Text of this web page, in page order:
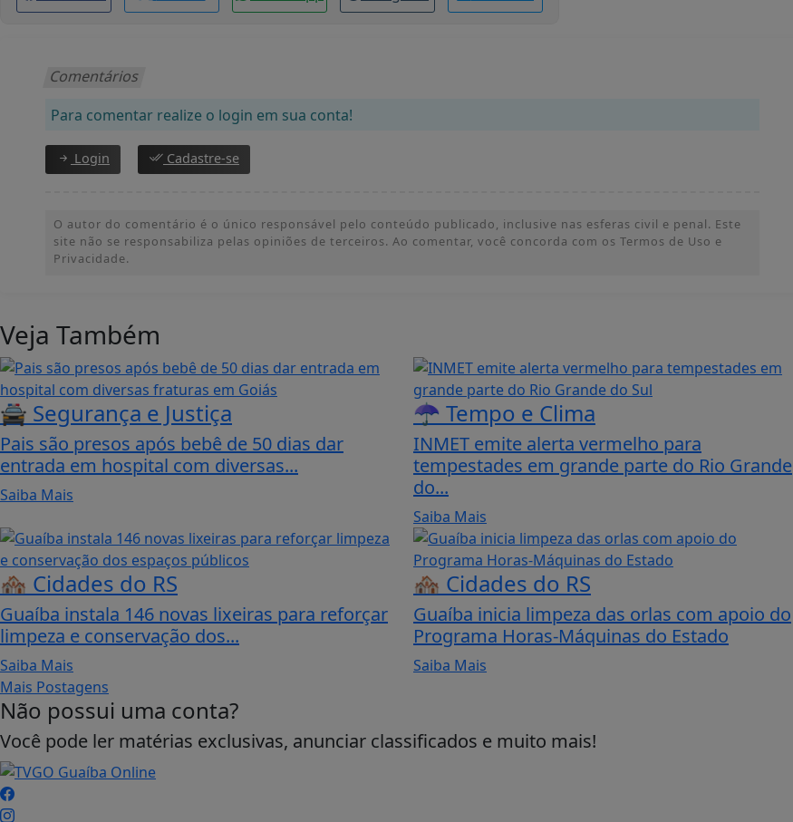
Comentários
Para comentar realize o login em sua conta!
Login Cadastre-se
O autor do comentário é o único responsável pelo conteúdo publicado, inclusive nas esferas civil e penal. Este
site não se responsabiliza pelas opiniões de terceiros. Ao comentar, você concorda com os Termos de Uso e
Privacidade.
Veja Também
🚔 Segurança e Justiça
Pais são presos após bebê de 50 dias dar
entrada em hospital com diversas...
Saiba Mais
☂️ Tempo e Clima
INMET emite alerta vermelho para
tempestades em grande parte do Rio Grande
do...
Saiba Mais
🏘️ Cidades do RS
Guaíba instala 146 novas lixeiras para reforçar
limpeza e conservação dos...
Saiba Mais
🏘️ Cidades do RS
Guaíba inicia limpeza das orlas com apoio do
Programa Horas-Máquinas do Estado
Saiba Mais
Mais Postagens
Não possui uma conta?
Você pode ler matérias exclusivas, anunciar classificados e muito mais!